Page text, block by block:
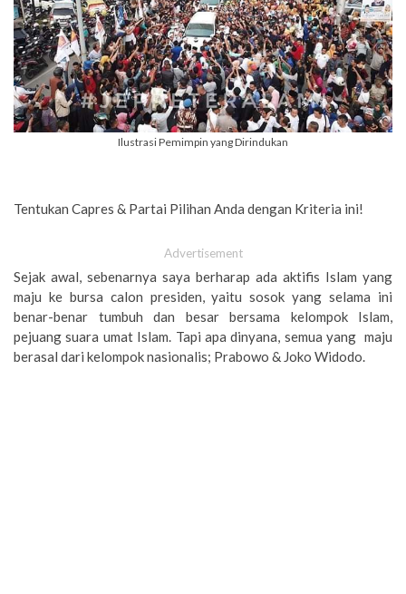
Ilustrasi Pemimpin yang Dirindukan
Tentukan Capres & Partai Pilihan Anda dengan Kriteria ini!
Advertisement
Sejak awal, sebenarnya saya berharap ada aktifis Islam yang
maju ke bursa calon presiden, yaitu sosok yang selama ini
benar-benar tumbuh dan besar bersama kelompok Islam,
pejuang suara umat Islam. Tapi apa dinyana, semua yang maju
berasal dari kelompok nasionalis; Prabowo & Joko Widodo.